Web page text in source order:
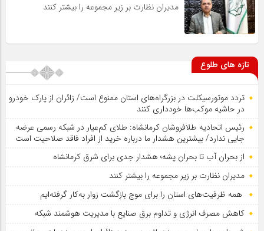
مدیران نظارت بر زیر مجموعه را بیشتر کنند
تازه های طلوع
تردد موتورسیکلت در بزرگراه‌های استان ممنوع است/ زائران از پارک خودرو
در حاشیه موکب‌ها خودداری کنند
رئیس اتحادیه طلافروشان کرمانشاه: طلای کم‌عیار در شبکه رسمی عرضه
جایی ندارد/ بیشترین هشدار ما درباره خرید از افراد فاقد صلاحیت است
از بحران آب تا بحران پشه؛ هشدار جدی برای شرق کرمانشاه
مدیران نظارت بر زیر مجموعه را بیشتر کنند
همه ظرفیت‌های استان را برای موج بازگشت زوار به‌کار گرفته‌ایم
کاهش مصرف انرژی و تداوم برق صنایع با مدیریت هوشمند شبکه